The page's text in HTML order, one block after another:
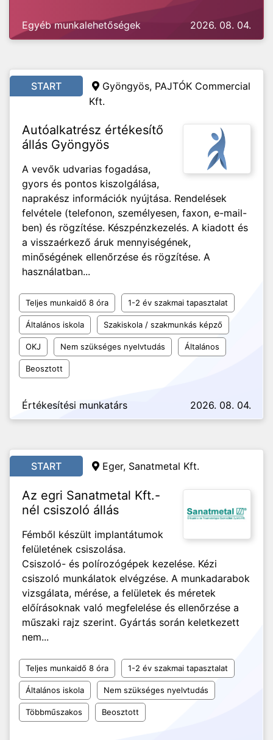
Egyéb munkalehetőségek 2026. 08. 04.
START
Gyöngyös, PAJTÓK Commercial
Kft.
Autóalkatrész értékesítő
állás Gyöngyös
A vevők udvarias fogadása,
gyors és pontos kiszolgálása,
naprakész információk nyújtása. Rendelések
felvétele (telefonon, személyesen, faxon, e-mail-
ben) és rögzítése. Készpénzkezelés. A kiadott és
a visszaérkező áruk mennyiségének,
minőségének ellenőrzése és rögzítése. A
használatban...
Teljes munkaidő 8 óra 1-2 év szakmai tapasztalat
Általános iskola Szakiskola / szakmunkás képző
OKJ Nem szükséges nyelvtudás Általános
Beosztott
Értékesítési munkatárs 2026. 08. 04.
START Eger, Sanatmetal Kft.
Az egri Sanatmetal Kft.-
nél csiszoló állás
Fémből készült implantátumok
felületének csiszolása.
Csiszoló- és polírozógépek kezelése. Kézi
csiszoló munkálatok elvégzése. A munkadarabok
vizsgálata, mérése, a felületek és méretek
előírásoknak való megfelelése és ellenőrzése a
műszaki rajz szerint. Gyártás során keletkezett
nem...
Teljes munkaidő 8 óra 1-2 év szakmai tapasztalat
Általános iskola Nem szükséges nyelvtudás
Többműszakos Beosztott